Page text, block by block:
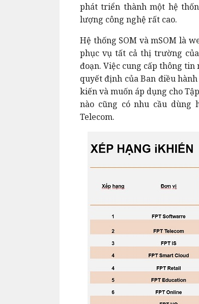
phát triển thành một hệ
lượng công nghệ rất cao.
Hệ thống SOM và mSOM là
phục vụ tất cả thị trường
đoạn. Việc cung cấp thông
quyết định của Ban điều
kiến và muốn áp dụng cho
nào cũng có nhu cầu dùng
Telecom.